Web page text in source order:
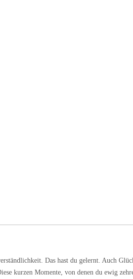
Das hast du gelernt. Auch
kurzen Momente, von denen du ewig